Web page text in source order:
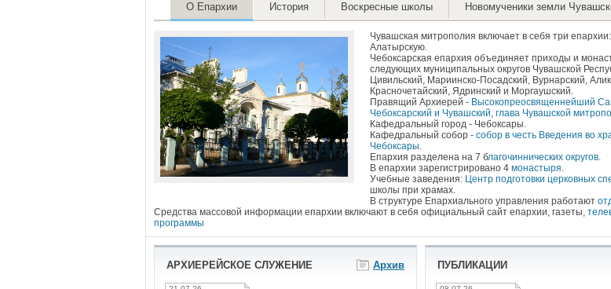
О Епархии История Воскресные школы Новомученики земли
Чувашская митрополия включает в себя три
Алатырскую.
Чебоксарская епархия объединяет приходы и
следующих муниципальных округов Чувашской
Цивильский, Мариинско-Посадский, Вурнарский,
Красночетайский, Ядринский и Моргаушский.
Правящий Архиерей - Высокопреосвященнейший
Чебоксарский и Чувашский, глава Чувашской
Кафедральный город - Чебоксары.
Кафедральный собор - собор в честь Введения во
Чебоксары.
Епархия разделена на 7 благочиннических округов.
В епархии зарегистрировано 4 монастыря.
Учебные заведения: Центр подготовки церковных
школы при храмах.
В структуре Епархиального управления работают
Средства массовой информации епархии включают в себя официальный сайт епархии, газеты,
программы
Архив
АРХИЕРЕЙСКОЕ СЛУЖЕНИЕ ПУБЛИКАЦИИ